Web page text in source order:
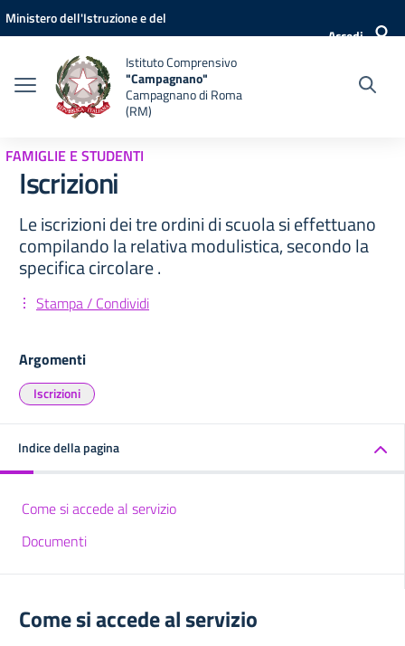
Vai ai contenuti
Vai al menu di navigazione
Vai al footer
Ministero dell'Istruzione e del
Accedi
Istituto Comprensivo
"Campagnano"
Campagnano di Roma
(RM)
FAMIGLIE E STUDENTI
Iscrizioni
Le iscrizioni dei tre ordini di scuola si effettuano
compilando la relativa modulistica, secondo la
specifica circolare .
Stampa / Condividi
Argomenti
Iscrizioni
Indice della pagina
Come si accede al servizio
Documenti
Come si accede al servizio